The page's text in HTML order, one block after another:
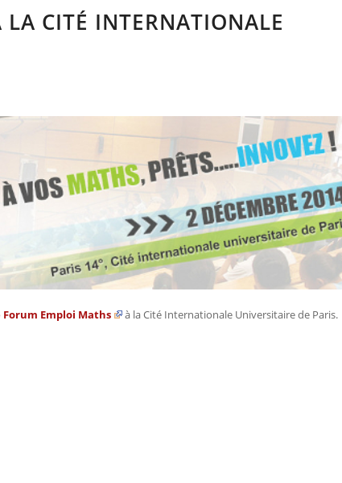
CITÉ INTERNATIONALE
Forum Emploi Maths
à la Cité Internationale Universitaire de Paris.